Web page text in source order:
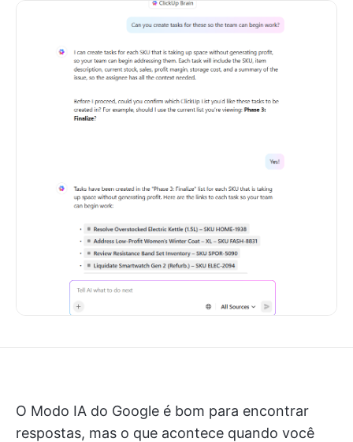
O Modo IA do Google é bom para encontrar
respostas, mas o que acontece quando você